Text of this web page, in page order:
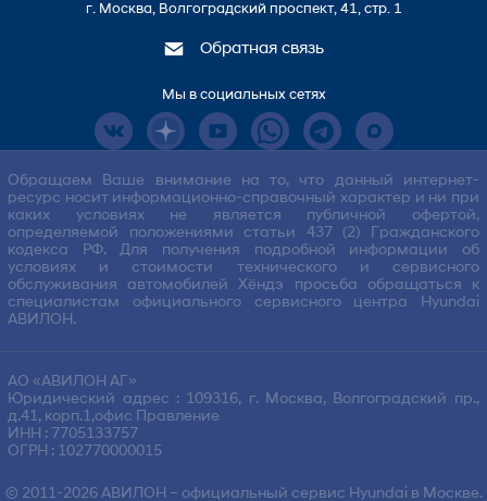
г. Москва, Волгоградский проспект, 41, стр. 1
Обратная связь
Мы в социальных сетях
Обращаем Ваше внимание на то, что данный интернет-
ресурс носит информационно-справочный характер и ни при
каких условиях не является публичной офертой,
определяемой положениями статьи 437 (2) Гражданского
кодекса РФ. Для получения подробной информации об
условиях и стоимости технического и сервисного
обслуживания автомобилей Хёндэ просьба обращаться к
специалистам официального сервисного центра Hyundai
АВИЛОН.
АО «АВИЛОН АГ»
Юридический адрес : 109316, г. Москва, Волгоградский пр.,
д.41, корп.1,офис Правление
ИНН : 7705133757
ОГРН : 102770000015
© 2011-2026 АВИЛОН – официальный сервис Hyundai в Москве.